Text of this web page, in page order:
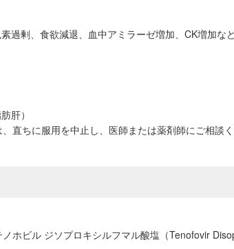
過剰、食欲減退、血中アミラーゼ増加、CK増加な
肝）
直ちに服用を中止し、医師または薬剤師にご相談く
ホビル ジソプロキシルフマル酸塩（Tenofovir